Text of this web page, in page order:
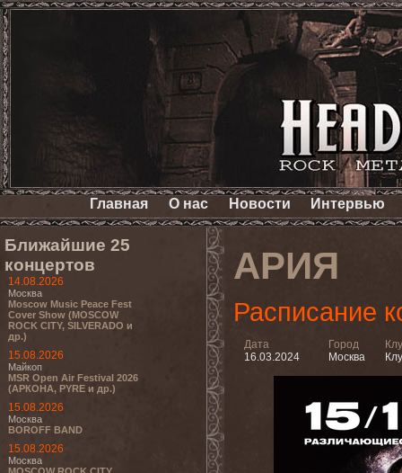
Главная О нас Новости Интервью
Ближайшие 25
концертов
14.08.2026
Москва
Moscow Music Peace Fest
Cover Show (MOSCOW
ROCK CITY, SILVERADO и
др.)
15.08.2026
Майкоп
MSR Open Air Festival 2026
(АРКОНА, PYRE и др.)
15.08.2026
Москва
BOROFF BAND
15.08.2026
Москва
АРИЯ
Расписание
Дата
16.03.2024
Город
Москва